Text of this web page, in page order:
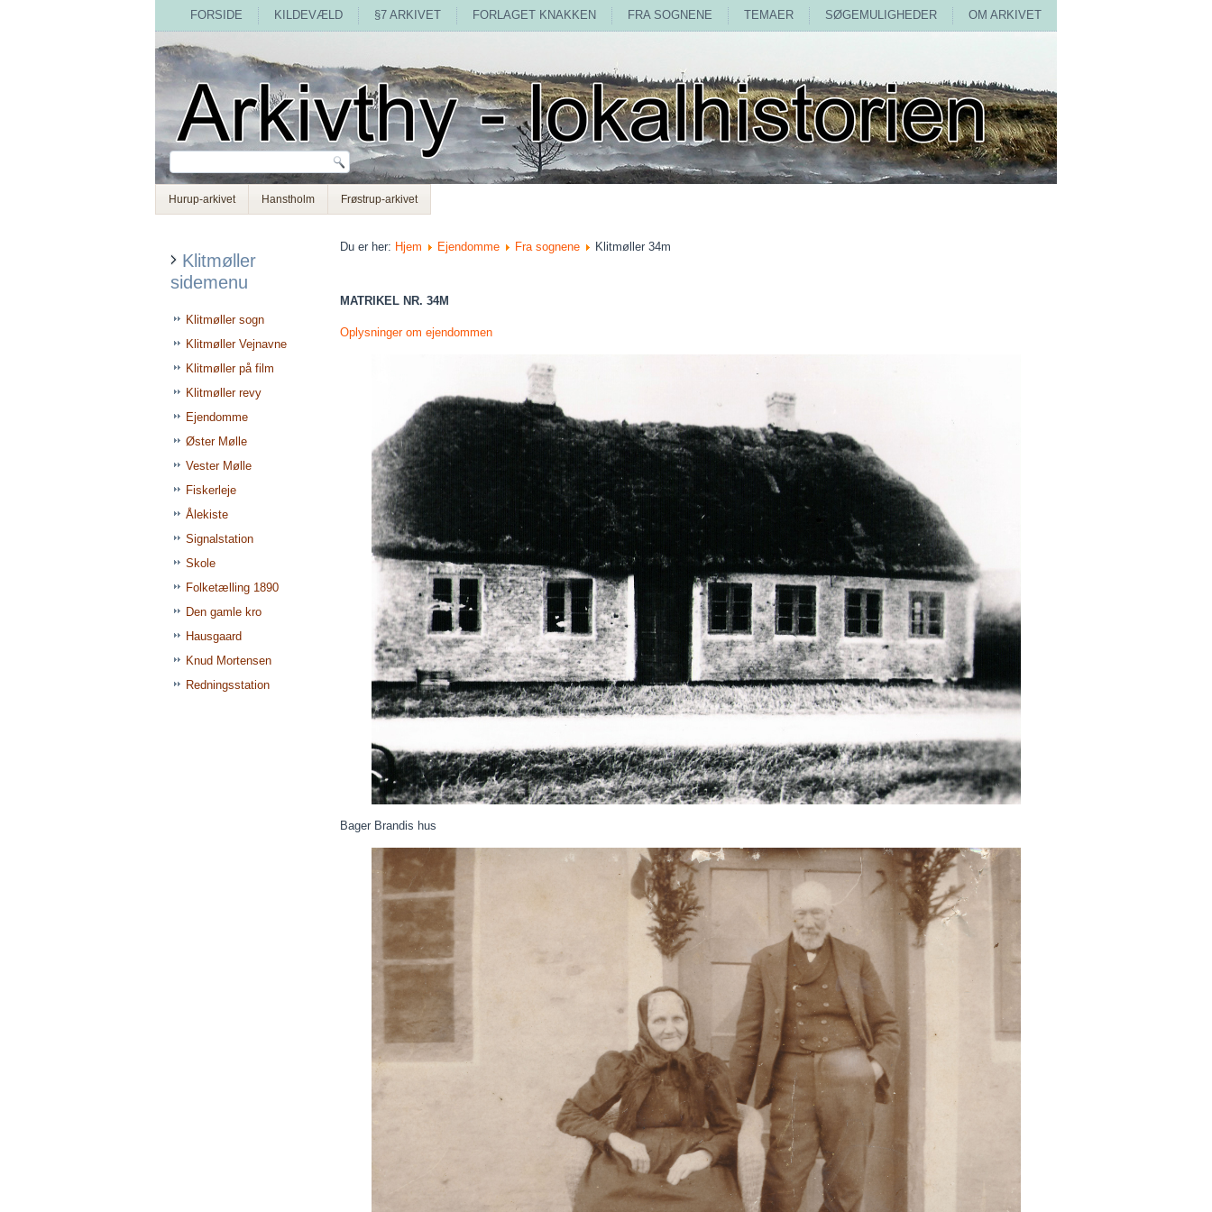
FORSIDE KILDEVÆLD §7 ARKIVET FORLAGET KNAKKEN FRA SOGNENE TEMAER SØGEMULIGHEDER OM ARKIVET
Hurup-arkivet Hanstholm Frøstrup-arkivet
Klitmøller
sidemenu
Klitmøller sogn
Klitmøller Vejnavne
Klitmøller på film
Klitmøller revy
Ejendomme
Øster Mølle
Vester Mølle
Fiskerleje
Ålekiste
Signalstation
Skole
Folketælling 1890
Den gamle kro
Hausgaard
Knud Mortensen
Redningsstation
Du er her: Hjem Ejendomme Fra sognene Klitmøller 34m
MATRIKEL NR. 34M
Oplysninger om ejendommen
Bager Brandis hus